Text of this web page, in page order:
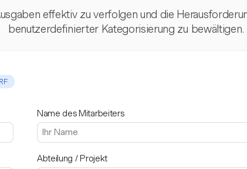
effektiv zu verfolgen und die
benutzerdefinierter Kategorisierung zu bewältigen.
Name des Mitarbeiters
Abteilung / Projekt